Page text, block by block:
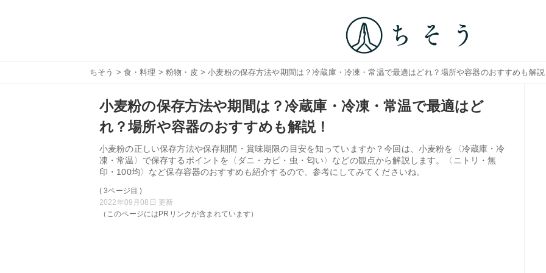
ちそう > 食・料理 >粉物・皮 > 小麦粉の保存方法や期間は？冷蔵庫・冷凍・常温で最適はどれ？場所や容器のおすすめも解
小麦粉の保存方法や期間は？冷蔵庫・冷凍・常温で最適はど
れ？場所や容器のおすすめも解説！
小麦粉の正しい保存方法や保存期間・賞味期限の目安を知っていますか？今回は、小麦粉を〈冷蔵庫・冷
凍・常温〉で保存するポイントを〈ダニ・カビ・虫・匂い〉などの観点から解説します。〈ニトリ・無
印・100均〉など保存容器のおすすめも紹介するので、参考にしてみてくださいね。
( 3ページ目 )
2022年09月08日 更新
（このページにはPRリンクが含まれています）